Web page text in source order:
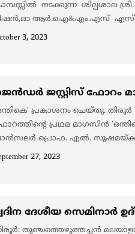
നടക്കുന്ന ശില്പശാല
ആർ.ഐ&എം.എസ്
3, 2023
ജസ്റ്റിസ് ഫോറം
പ്രകാശനം ചെയ്തു.
പ്രഥമ മാഗസിൻ
പ്രൊഫ. എൽ. സുഷമയ്ക്ക്
27, 2023
ദേശീയ സെമിനാർ
തുഞ്ചത്തെഴുത്തച്ഛൻ